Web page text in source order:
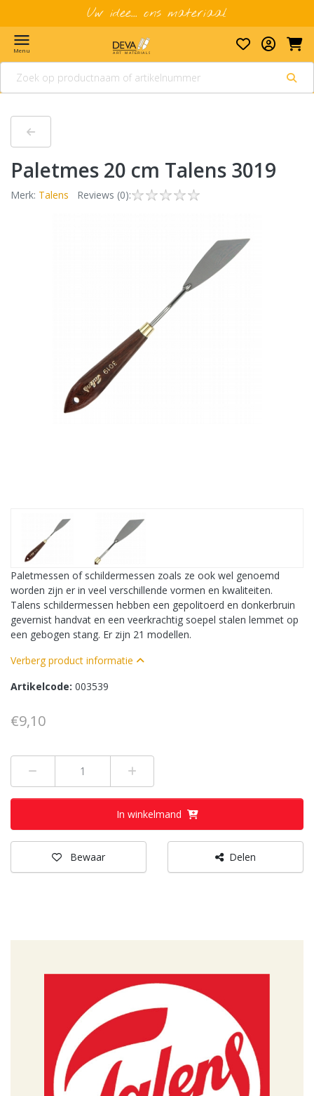
Uw idee... ons materiaal
menu
Menu
Paletmes 20 cm Talens 3019
Merk: Talens Reviews (0):
Paletmessen of schildermessen zoals ze ook wel genoemd
worden zijn er in veel verschillende vormen en kwaliteiten.
Talens schildermessen hebben een gepolitoerd en donkerbruin
gevernist handvat en een veerkrachtig soepel stalen lemmet op
een gebogen stang. Er zijn 21 modellen.
Verberg product informatie
Artikelcode: 003539
€9,10
In winkelmand
Bewaar Delen